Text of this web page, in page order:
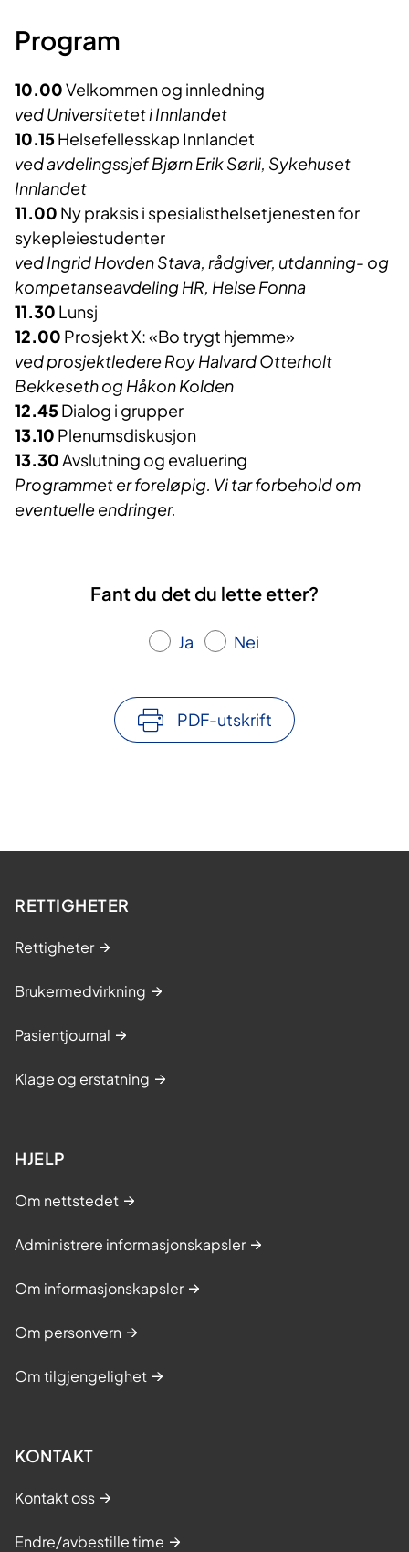
Program
10.00Velkommen og innledning
ved Universitetet i Innlandet
10.15Helsefellesskap Innlandet
ved avdelingssjef Bjørn Erik Sørli, Sykehuset
Innlandet
11.00 Ny praksis i spesialisthelsetjenesten for
sykepleiestudenter
ved Ingrid Hovden Stava, rådgiver, utdanning- og
kompetanseavdeling HR, Helse Fonna
11.30 Lunsj
12.00 Prosjekt X: «Bo trygt hjemme»
ved prosjektledere Roy Halvard Otterholt
Bekkeseth og Håkon Kolden
12.45Dialog i grupper
13.10 Plenumsdiskusjon
13.30Avslutning og evaluering
Programmet er foreløpig. Vi tar forbehold om
eventuelle endringer.
Fant du det du lette etter?
Ja Nei
PDF-utskrift
RETTIGHETER
Rettigheter
Brukermedvirkning
Pasientjournal
Klage og erstatning
HJELP
Om nettstedet
Administrere informasjonskapsler
Om informasjonskapsler
Om personvern
Om tilgjengelighet
KONTAKT
Kontakt oss
Endre/avbestille time